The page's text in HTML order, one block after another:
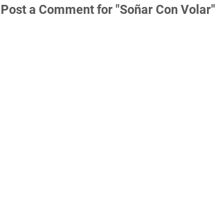
Post a Comment for "Soñar Con Volar"